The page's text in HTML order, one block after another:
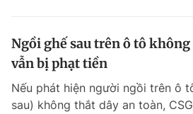
Ngồi ghế sau trên ô tô
vẫn bị phạt tiền
Nếu phát hiện người ngồi trên ô
sau) không thắt dây an toàn,